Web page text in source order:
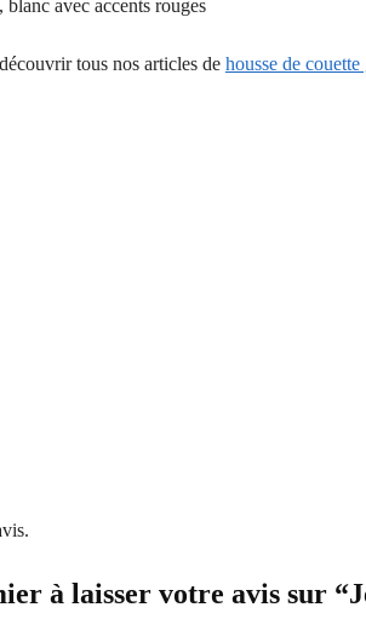
avec accents rouges
tous nos articles de housse de couette
à laisser votre avis sur